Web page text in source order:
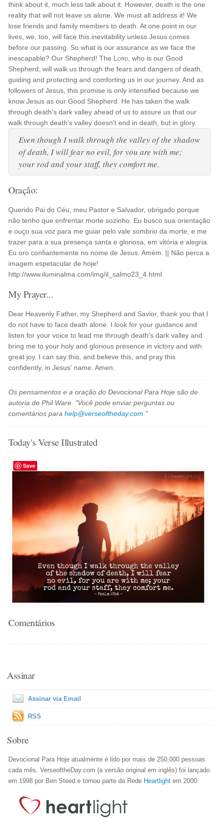
think about it, much less talk about it. However, death is the one
reality that will not leave us alone. We must all address it! We
lose friends and family members to death. At one point in our
lives, we, too, will face this inevitability unless Jesus comes
before our passing. So what is our assurance as we face the
inescapable? Our Shepherd! The Lord , who is our Good
Shepherd, will walk us through the fears and dangers of death,
guiding and protecting and comforting us in our journey. And as
followers of Jesus, this promise is only intensified because we
know Jesus as our Good Shepherd. He has taken the walk
through death's dark valley ahead of us to assure us that our
walk through death's valley doesn't end in death, but in glory.
Even though I walk through the valley of the shadow
of death, I will fear no evil, for you are with me;
your rod and your staff, they comfort me.
Oração:
Querido Pai do Céu, meu Pastor e Salvador, obrigado porque
não tenho que enfrentar morte sozinho. Eu busco sua orientação
e ouço sua voz para me guiar pelo vale sombrio da morte, e me
trazer para a sua presença santa e gloriosa, em vitória e alegria.
Eu oro confiantemente no nome de Jesus. Amém. || Não perca a
imagem espetacular de hoje!
http://www.iluminalma.com/img/il_salmo23_4.html
My Prayer...
Dear Heavenly Father, my Shepherd and Savior, thank you that I
do not have to face death alone. I look for your guidance and
listen for your voice to lead me through death's dark valley and
bring me to your holy and glorious presence in victory and with
great joy. I can say this, and believe this, and pray this
confidently, in Jesus' name. Amen.
Os pensamentos e a oração do Devocional Para Hoje são de
autoria de Phil Ware. "Você pode enviar perguntas ou
comentários parahelp@verseoftheday.com ."
Today's Verse Illustrated
Save
Comentários
Assinar
Assinar via Email
RSS
Sobre
Devocional Para Hoje atualmente é lido por mais de 250,000 pessoas
cada mês. VerseoftheDay.com (a versão original em inglês) foi lançado
em 1998 por Ben Steed e tornou parte da Rede Heartlight em 2000.